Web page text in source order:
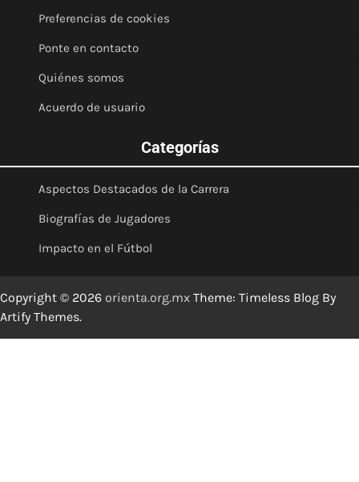
Preferencias de cookies
Ponte en contacto
Quiénes somos
Acuerdo de usuario
Categorías
Aspectos Destacados de la Carrera
Biografías de Jugadores
Impacto en el Fútbol
Copyright © 2026 orienta.org.mx Theme: Timeless Blog By
Artify Themes.